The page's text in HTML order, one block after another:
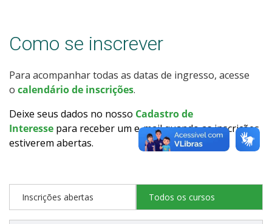
Como posso estudar no IFSC?
Calendário de inscrições
Processos Seletivos
Cotas
Orientações para Matrícula
Como se inscrever
Para acompanhar todas as datas de ingresso, acesse
o calendário de inscrições.
Deixe seus dados no nosso Cadastro de
Interesse para receber um e-mail quando as inscrições
estiverem abertas.
Inscrições abertas Todos os cursos